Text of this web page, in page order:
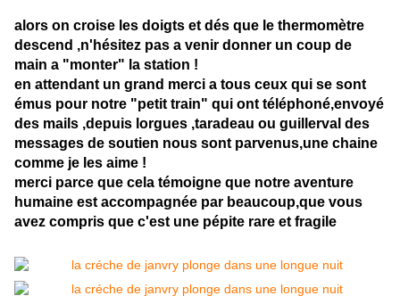
alors on croise les doigts et dés que le thermomètre
descend ,n'hésitez pas a venir donner un coup de
main a "monter" la station !
en attendant un grand merci a tous ceux qui se sont
émus pour notre "petit train" qui ont téléphoné,envoyé
des mails ,depuis lorgues ,taradeau ou guillerval des
messages de soutien nous sont parvenus,une chaine
comme je les aime !
merci parce que cela témoigne que notre aventure
humaine est accompagnée par beaucoup,que vous
avez compris que c'est une pépite rare et fragile